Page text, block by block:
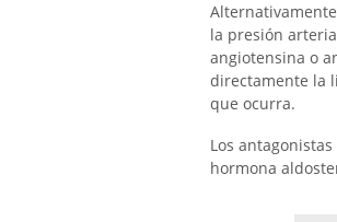
la presión
angiotensina o
directamente la
que ocurra.
Los
hormona